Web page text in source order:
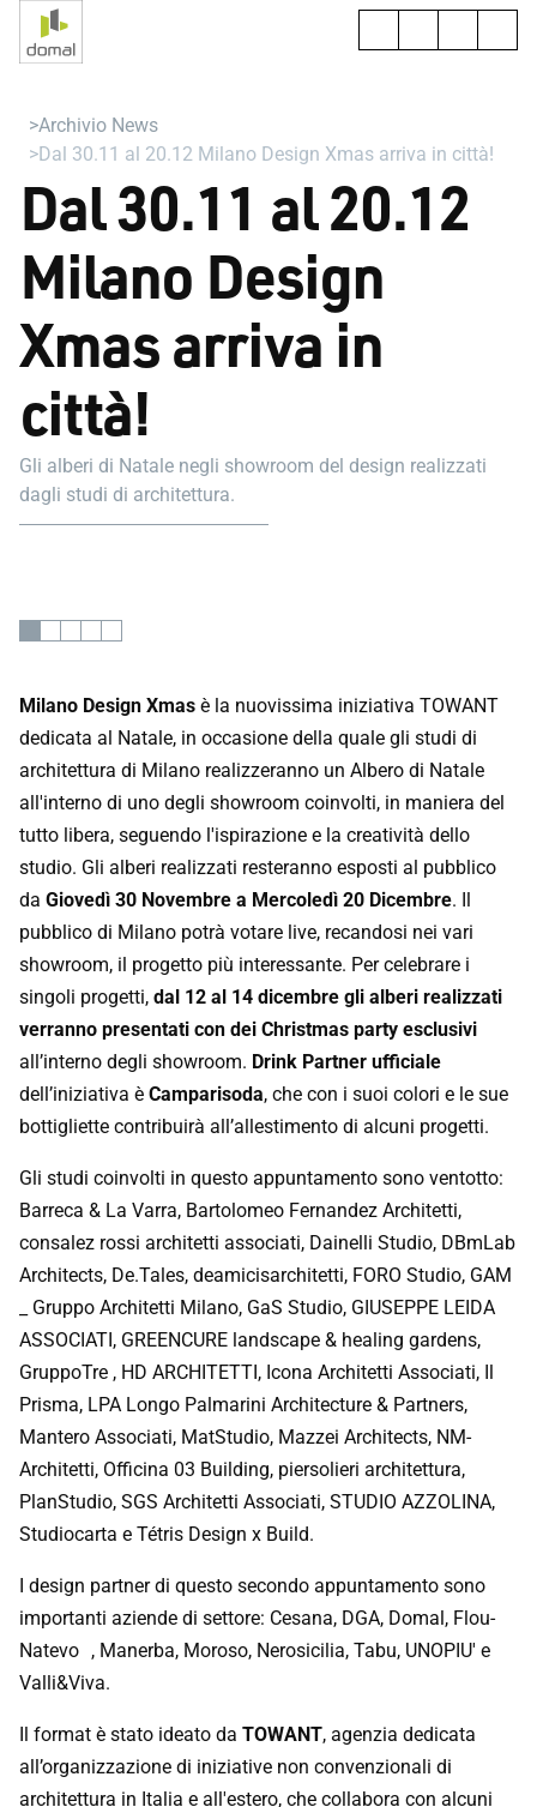
Archivio News
Dal 30.11 al 20.12 Milano Design Xmas arriva in città!
Dal 30.11 al 20.12
Milano Design
Xmas arriva in
città!
Gli alberi di Natale negli showroom del design realizzati
dagli studi di architettura.
Milano Design Xmas è la nuovissima iniziativa TOWANT
dedicata al Natale, in occasione della quale gli studi di
architettura di Milano realizzeranno un Albero di Natale
all'interno di uno degli showroom coinvolti, in maniera del
tutto libera, seguendo l'ispirazione e la creatività dello
studio. Gli alberi realizzati resteranno esposti al pubblico
da Giovedì 30 Novembre a Mercoledì 20 Dicembre. Il
pubblico di Milano potrà votare live, recandosi nei vari
showroom, il progetto più interessante. Per celebrare i
singoli progetti, dal 12 al 14 dicembre gli alberi realizzati
verranno presentati con dei Christmas party esclusivi
all’interno degli showroom. Drink Partner ufficiale
dell’iniziativa è Camparisoda, che con i suoi colori e le sue
bottigliette contribuirà all’allestimento di alcuni progetti.
Gli studi coinvolti in questo appuntamento sono ventotto:
Barreca & La Varra, Bartolomeo Fernandez Architetti,
consalez rossi architetti associati, Dainelli Studio, DBmLab
Architects, De.Tales, deamicisarchitetti, FORO Studio, GAM
_ Gruppo Architetti Milano, GaS Studio, GIUSEPPE LEIDA
ASSOCIATI, GREENCURE landscape & healing gardens,
GruppoTre , HD ARCHITETTI, Icona Architetti Associati, Il
Prisma, LPA Longo Palmarini Architecture & Partners,
Mantero Associati, MatStudio, Mazzei Architects, NM-
Architetti, Officina 03 Building, piersolieri architettura,
PlanStudio, SGS Architetti Associati, STUDIO AZZOLINA,
Studiocarta e Tétris Design x Build.
I design partner di questo secondo appuntamento sono
importanti aziende di settore: Cesana, DGA, Domal, Flou-
Natevo , Manerba, Moroso, Nerosicilia, Tabu, UNOPIU' e
Valli&Viva.
Il format è stato ideato da TOWANT, agenzia dedicata
all’organizzazione di iniziative non convenzionali di
architettura in Italia e all'estero, che collabora con alcuni